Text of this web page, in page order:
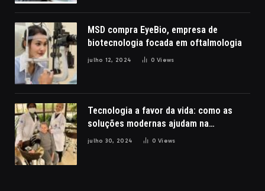
MSD compra EyeBio, empresa de
biotecnologia focada em oftalmologia
julho 12, 2024 0Views
Tecnologia a favor da vida: como as
soluções modernas ajudam na
reabilitação de pacientes com lesões
julho 30, 2024 0Views